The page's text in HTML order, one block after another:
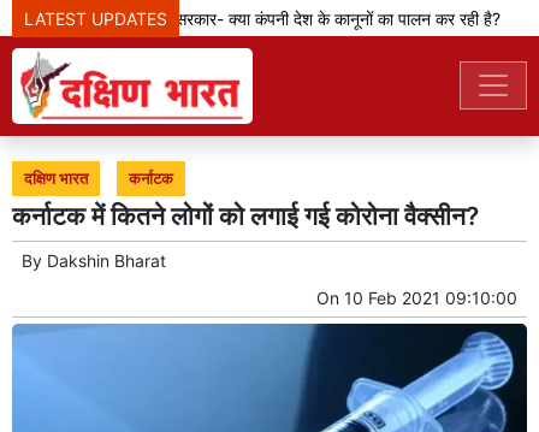
LATEST UPDATES
मेटा टीम से पूछ रही सरकार- क्या कंपनी देश के कानूनों का पालन कर रही है?
दक्षिण भारत कर्नाटक
कर्नाटक में कितने लोगों को लगाई गई कोरोना वैक्सीन?
By Dakshin Bharat
On 10 Feb 2021 09:10:00